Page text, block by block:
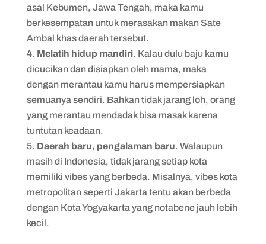
asal Kebumen, Jawa Tengah, maka kamu
berkesempatan untuk merasakan makan Sate
Ambal khas daerah tersebut.
Melatih hidup mandiri. Kalau dulu baju kamu
dicucikan dan disiapkan oleh mama, maka
dengan merantau kamu harus mempersiapkan
semuanya sendiri. Bahkan tidak jarang loh, orang
yang merantau mendadak bisa masak karena
tuntutan keadaan.
Daerah baru, pengalaman baru. Walaupun
masih di Indonesia, tidak jarang setiap kota
memiliki vibes yang berbeda. Misalnya, vibes kota
metropolitan seperti Jakarta tentu akan berbeda
dengan Kota Yogyakarta yang notabene jauh lebih
kecil.